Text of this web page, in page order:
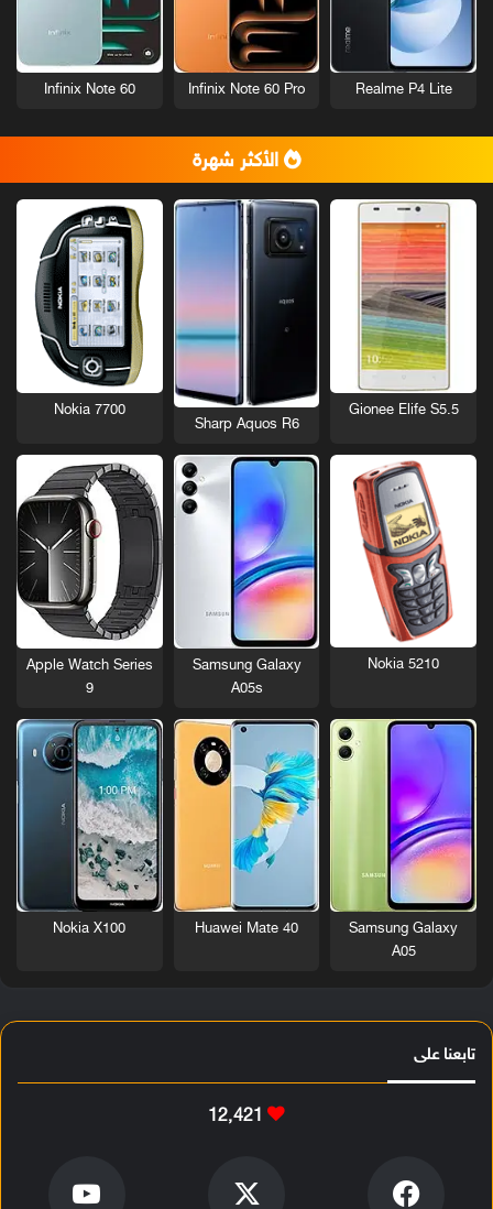
Realme P4 Lite
Infinix Note 60 Pro
Infinix Note 60
الأكثر شهرة
Gionee Elife S5.5
Sharp Aquos R6
Nokia 7700
Nokia 5210
Samsung Galaxy
A05s
Apple Watch Series
9
Samsung Galaxy
A05
Huawei Mate 40
Nokia X100
تابعنا على
12٬421